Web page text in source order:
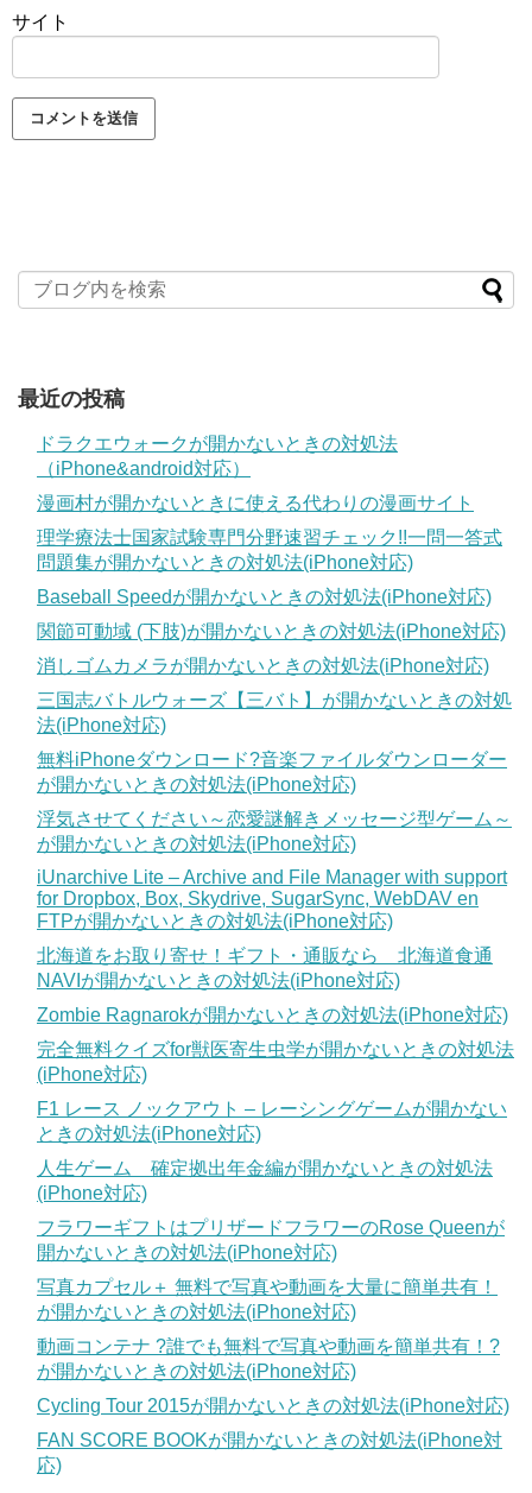
サイト
最近の投稿
ドラクエウォークが開かないときの対処法
（iPhone&android対応）
漫画村が開かないときに使える代わりの漫画サイト
理学療法士国家試験専門分野速習チェック!!一問一答式
問題集が開かないときの対処法(iPhone対応)
Baseball Speedが開かないときの対処法(iPhone対応)
関節可動域 (下肢)が開かないときの対処法(iPhone対応)
消しゴムカメラが開かないときの対処法(iPhone対応)
三国志バトルウォーズ【三バト】が開かないときの対処
法(iPhone対応)
無料iPhoneダウンロード?音楽ファイルダウンローダー
が開かないときの対処法(iPhone対応)
浮気させてください～恋愛謎解きメッセージ型ゲーム～
が開かないときの対処法(iPhone対応)
iUnarchive Lite – Archive and File Manager with support
for Dropbox, Box, Skydrive, SugarSync, WebDAV en
FTPが開かないときの対処法(iPhone対応)
北海道をお取り寄せ！ギフト・通販なら 北海道食通
NAVIが開かないときの対処法(iPhone対応)
Zombie Ragnarokが開かないときの対処法(iPhone対応)
完全無料クイズfor獣医寄生虫学が開かないときの対処法
(iPhone対応)
F1 レース ノックアウト – レーシングゲームが開かない
ときの対処法(iPhone対応)
人生ゲーム 確定拠出年金編が開かないときの対処法
(iPhone対応)
フラワーギフトはプリザードフラワーのRose Queenが
開かないときの対処法(iPhone対応)
写真カプセル＋ 無料で写真や動画を大量に簡単共有！
が開かないときの対処法(iPhone対応)
動画コンテナ ?誰でも無料で写真や動画を簡単共有！?
が開かないときの対処法(iPhone対応)
Cycling Tour 2015が開かないときの対処法(iPhone対応)
FAN SCORE BOOKが開かないときの対処法(iPhone対
応)